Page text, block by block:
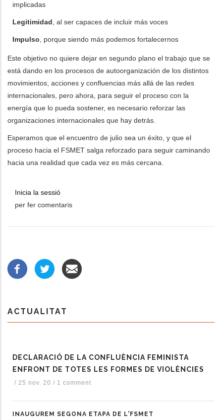
implicadas
Legitimidad , al ser capaces de incluir más voces
Impulso , porque siendo más podemos fortalecernos
Este objetivo no quiere dejar en segundo plano el trabajo que se
está dando en los procesos de autoorganización de los distintos
movimientos, acciones y confluencias más allá de las redes
internacionales, pero ahora, para seguir el proceso con la
energía que lo pueda sostener, es necesario reforzar las
organizaciones internacionales que hay detrás.
Esperamos que el encuentro de julio sea un éxito, y que el
proceso hacia el FSMET salga reforzado para seguir caminando
hacia una realidad que cada vez es más cercana.
Inicia la sessió
per fer comentaris
ACTUALITAT
DECLARACIÓ DE LA CONFLUÈNCIA FEMINISTA
ENFRONT DE TOTES LES FORMES DE VIOLÈNCIES
/ 25 nov. 20 / 1 comment
INAUGUREM SEGONA ETAPA DE L'FSMET